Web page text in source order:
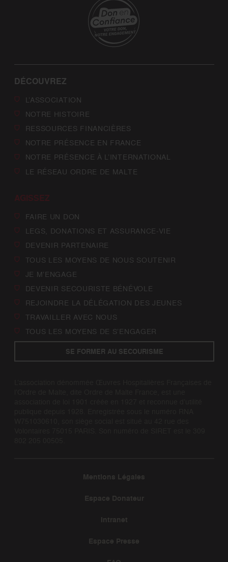
DÉCOUVREZ
L’ASSOCIATION
NOTRE HISTOIRE
RESSOURCES FINANCIÈRES
NOTRE PRÉSENCE EN FRANCE
NOTRE PRÉSENCE À L’INTERNATIONAL
LE RÉSEAU ORDRE DE MALTE
AGISSEZ
FAIRE UN DON
LEGS, DONATIONS ET ASSURANCE-VIE
DEVENIR PARTENAIRE
TOUS LES MOYENS DE NOUS SOUTENIR
JE M’ENGAGE
DEVENIR SECOURISTE BÉNÉVOLE
REJOINDRE LA DÉLÉGATION DES JEUNES
TRAVAILLER AVEC NOUS
TOUS LES MOYENS DE S’ENGAGER
SE FORMER AU SECOURISME
Mentions Légales
Espace Donateur
Intranet
Espace Presse